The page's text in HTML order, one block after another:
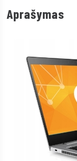
Aprašymas